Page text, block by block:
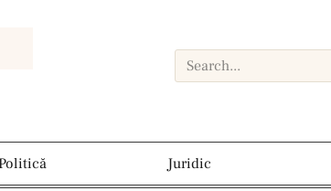
Politică Juridic